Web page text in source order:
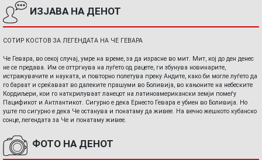
ИЗЈАВА НА ДЕНОТ
СОТИР КОСТОВ ЗА ЛЕГЕНДАТА НА ЧЕ ГЕВАРА
Че Гевара, во секој случај, умре на време, за да израсне во мит. Мит, кој до ден денес
не се предава. Им се оттргнува на луѓето од рацете, ги збунува новинарите,
истражувачите и науката, и повторно полетува преку Андите, како би могле луѓето да
го бараат и среќаваат во далеките прашуми во Боливија, во кањоните на небеските
Кордиљери, кои го наткрилуваат ланецот на латиноамерикански земји помеѓу
Пацификот и Антлантикот. Сигурно е дека Ернесто Гевара е убиен во Боливија. Но
уште по сигурно е дека Че останува и понатаму да живее. На вечно жешкото кубанско
сонце, легендата за Че и понатаму живее.
ФОТО НА ДЕНОТ